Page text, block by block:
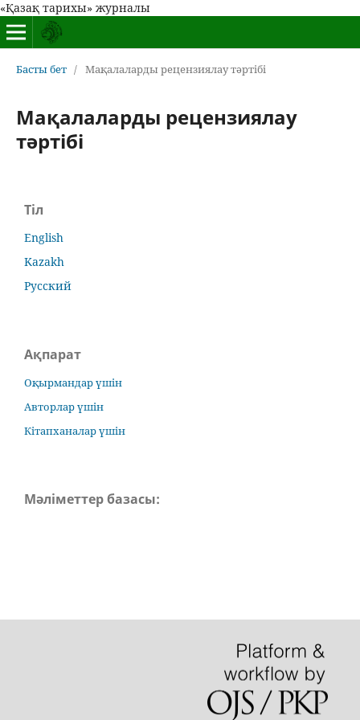
«Қазақ тарихы» журналы
Басты бет / Мақалаларды рецензиялау тәртібі
Мақалаларды рецензиялау
тәртібі
Тіл
English
Kazakh
Русский
Ақпарат
Оқырмандар үшін
Авторлар үшін
Кітапханалар үшін
Мәліметтер базасы: